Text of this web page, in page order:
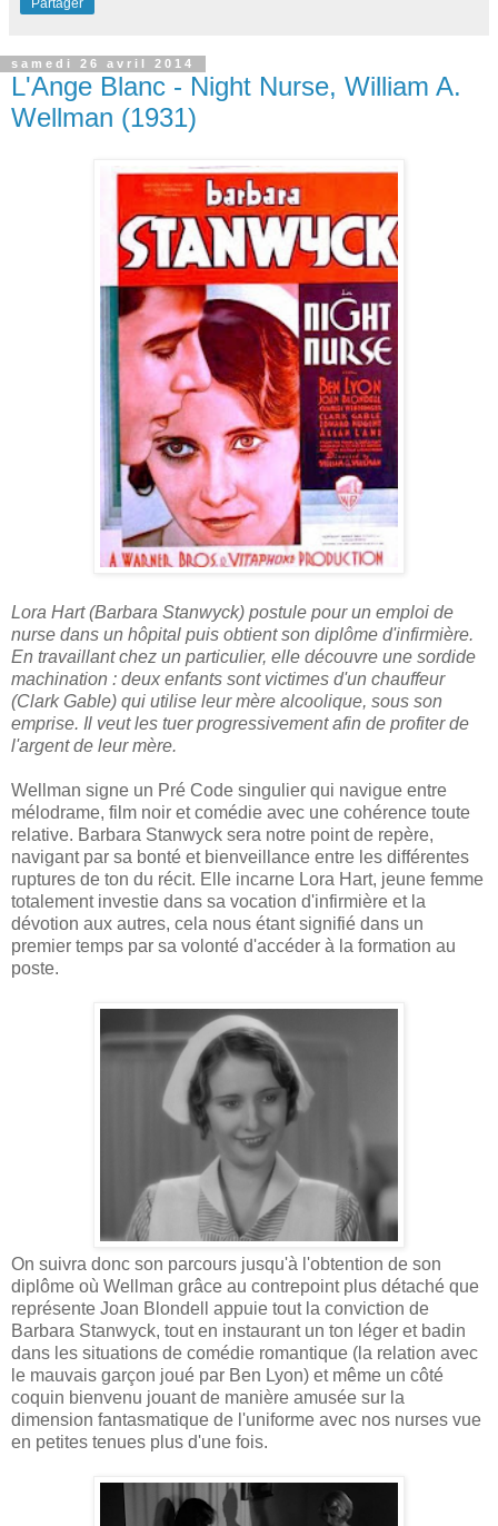
samedi 26 avril 2014
L'Ange Blanc - Night Nurse, William A.
Wellman (1931)
Lora Hart (Barbara Stanwyck) postule pour un emploi de
nurse dans un hôpital puis obtient son diplôme d'infirmière.
En travaillant chez un particulier, elle découvre une sordide
machination : deux enfants sont victimes d'un chauffeur
(Clark Gable) qui utilise leur mère alcoolique, sous son
emprise. Il veut les tuer progressivement afin de profiter de
l'argent de leur mère.
Wellman signe un Pré Code singulier qui navigue entre
mélodrame, film noir et comédie avec une cohérence toute
relative. Barbara Stanwyck sera notre point de repère,
navigant par sa bonté et bienveillance entre les différentes
ruptures de ton du récit. Elle incarne Lora Hart, jeune femme
totalement investie dans sa vocation d'infirmière et la
dévotion aux autres, cela nous étant signifié dans un
premier temps par sa volonté d'accéder à la formation au
poste.
On suivra donc son parcours jusqu'à l'obtention de son
diplôme où Wellman grâce au contrepoint plus détaché que
représente Joan Blondell appuie tout la conviction de
Barbara Stanwyck, tout en instaurant un ton léger et badin
dans les situations de comédie romantique (la relation avec
le mauvais garçon joué par Ben Lyon) et même un côté
coquin bienvenu jouant de manière amusée sur la
dimension fantasmatique de l'uniforme avec nos nurses vue
en petites tenues plus d'une fois.